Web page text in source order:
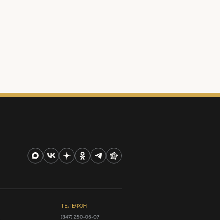
ТЕЛЕФОН
(347) 250-05-07